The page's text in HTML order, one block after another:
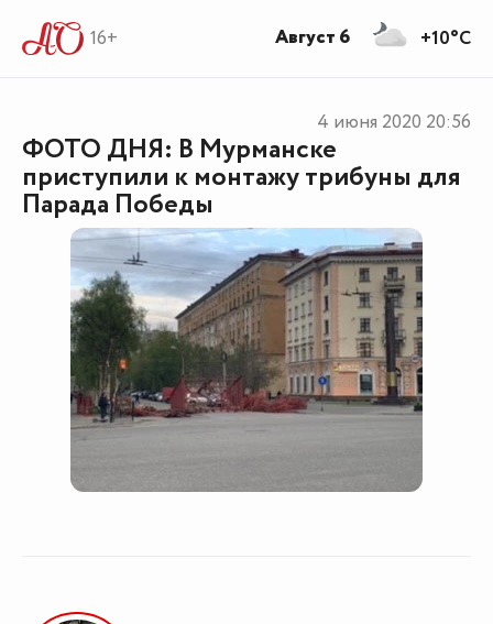
16+
ФОТО ДНЯ: В Мурманске
приступили к монтажу трибуны для
Парада Победы
4 июня 2020 20:56
+10°C
Август 6